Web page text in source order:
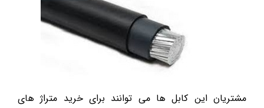
مشتریان این کابل ها می توانند برای خرید متراژ های